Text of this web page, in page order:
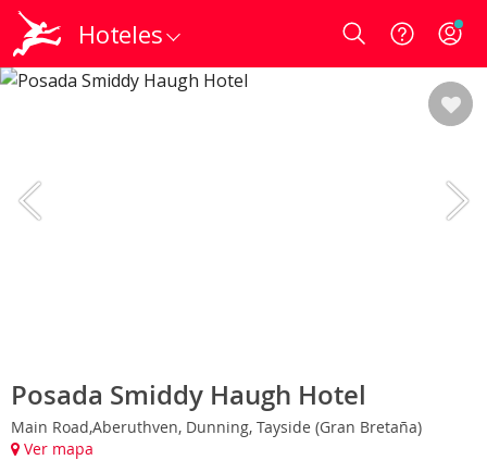
Hoteles Login
Posada Smiddy Haugh Hotel
Main Road,Aberuthven, Dunning, Tayside (Gran Bretaña)
Ver mapa